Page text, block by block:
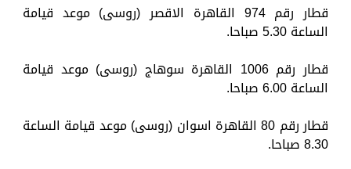
قطار رقم 974 القاهرة الاقصر (روسى) موعد قيامة
الساعة 5.30 صباحا.
قطار رقم 1006 القاهرة سوهاج (روسى) موعد قيامة
الساعة 6.00 صباحا.
قطار رقم 80 القاهرة اسوان (روسى) موعد قيامة الساعة
8.30 صباحا.